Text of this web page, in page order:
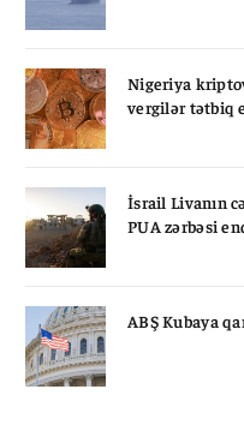
Nigeriya
vergilər tətbiq
İsrail Livanın
PUA zərbəsi
ABŞ Kubaya